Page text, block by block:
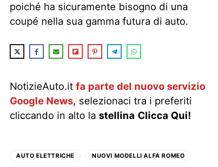
poiché ha sicuramente bisogno di una
coupé nella sua gamma futura di auto.
NotizieAuto.it fa parte del nuovo servizio
Google News, selezionaci tra i preferiti
cliccando in alto la stellina Clicca Qui!
AUTO ELETTRICHE NUOVI MODELLI ALFA ROMEO